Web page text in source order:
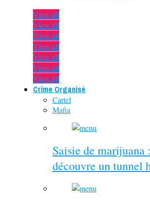
View all
View all
View all
View all
View all
View all
View all
Crime Organisé
Cartel
Mafia
Saisie de
découvre un tunnel